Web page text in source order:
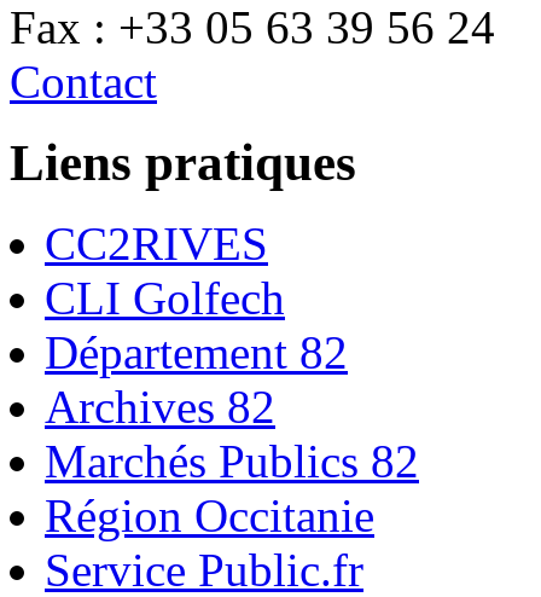
Fax : +33 05 63 39 56 24
Contact
Liens pratiques
CC2RIVES
CLI Golfech
Département 82
Archives 82
Marchés Publics 82
Région Occitanie
Service Public.fr